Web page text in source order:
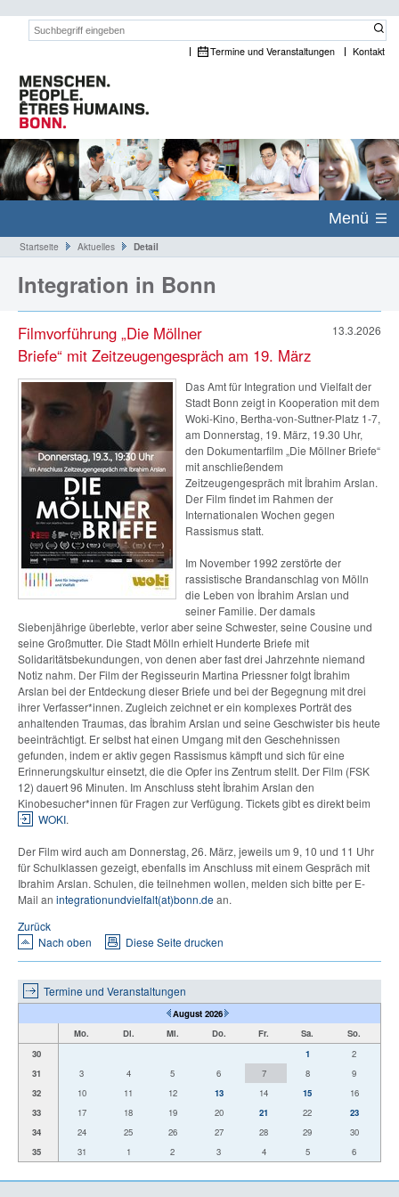
Suchwort:
Termine und Veranstaltungen Kontakt
Menü
Startseite Aktuelles Detail
Integration in Bonn
13.3.2026
Filmvorführung „Die Möllner
Briefe“ mit Zeitzeugengespräch am 19. März
Das Amt für Integration und Vielfalt der
Stadt Bonn zeigt in Kooperation mit dem
Woki-Kino, Bertha-von-Suttner-Platz 1-7,
am Donnerstag, 19. März, 19.30 Uhr,
den Dokumentarfilm „Die Möllner Briefe“
mit anschließendem
Zeitzeugengespräch mit İbrahim Arslan.
Der Film findet im Rahmen der
Internationalen Wochen gegen
Rassismus statt.
Im November 1992 zerstörte der
rassistische Brandanschlag von Mölln
die Leben von İbrahim Arslan und
seiner Familie. Der damals
Siebenjährige überlebte, verlor aber seine Schwester, seine Cousine und
seine Großmutter. Die Stadt Mölln erhielt Hunderte Briefe mit
Solidaritätsbekundungen, von denen aber fast drei Jahrzehnte niemand
Notiz nahm. Der Film der Regisseurin Martina Priessner folgt İbrahim
Arslan bei der Entdeckung dieser Briefe und bei der Begegnung mit drei
ihrer Verfasser*innen. Zugleich zeichnet er ein komplexes Porträt des
anhaltenden Traumas, das İbrahim Arslan und seine Geschwister bis heute
beeinträchtigt. Er selbst hat einen Umgang mit den Geschehnissen
gefunden, indem er aktiv gegen Rassismus kämpft und sich für eine
Erinnerungskultur einsetzt, die die Opfer ins Zentrum stellt. Der Film (FSK
12) dauert 96 Minuten. Im Anschluss steht İbrahim Arslan den
Kinobesucher*innen für Fragen zur Verfügung. Tickets gibt es direkt beim
WOKI.
Der Film wird auch am Donnerstag, 26. März, jeweils um 9, 10 und 11 Uhr
für Schulklassen gezeigt, ebenfalls im Anschluss mit einem Gespräch mit
Ibrahim Arslan. Schulen, die teilnehmen wollen, melden sich bitte per E-
Mail an integrationundvielfalt(at)bonn.dean.
Zurück
Nach oben
Diese Seite drucken
Termine und Veranstaltungen
August 2026
Mo.
Di. Mi. Do. Fr. Sa.
So.
30
1
2
31
3 4 5 6 7 8
9
32
10 11 12 13 14 15
16
33
17 18 19 20 21 22
23
34
24 25 26 27 28 29
30
35
31 1 2 3 4 5 6